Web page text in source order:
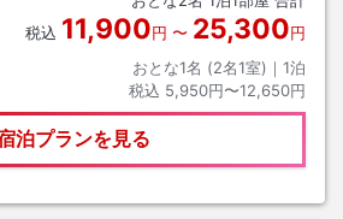
税込 11,900円 〜 25,300円
おとな1名 (2名1室)｜ 1泊
税込 5,950円〜12,650円
泊プランを見る